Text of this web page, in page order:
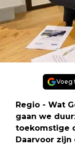
Voeg
Regio - Wat
gaan we
toekomstige
Daarvoor